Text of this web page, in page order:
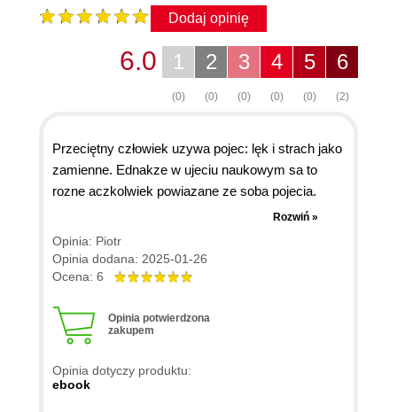
Dodaj opinię
6
(2)
5
(0)
4
(0)
3
(0)
2
(0)
1
(0)
6.0
Przeciętny człowiek uzywa pojec: lęk i strach jako
zamienne. Ednakze w ujeciu naukowym sa to
rozne aczkolwiek powiazane ze soba pojecia.
Książka Josepha E. LeDoux "Lęk..." pokazuje
nam rożnice pomiędzy jednym a drugim i skąd się
one biorą. Mechanizmy ich powstawania. Ezyk
ksiazki nie jest najprostszy jednakże jest warta
Rozwiń »
Opinia: Piotr
Opinia dodana: 2025-01-26
Ocena: 6
Opinia potwierdzona
zakupem
Opinia dotyczy produktu:
ebook